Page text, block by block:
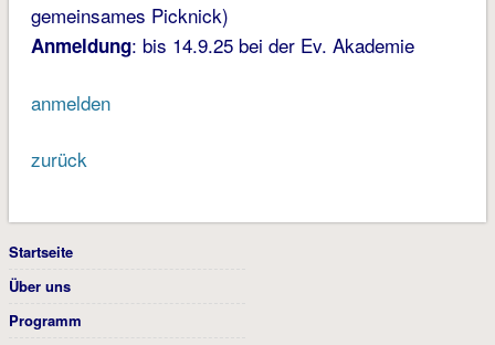
gemeinsames Picknick)
Anmeldung: bis 14.9.25 bei der Ev. Akademie
anmelden
zurück
Startseite
Über uns
Programm